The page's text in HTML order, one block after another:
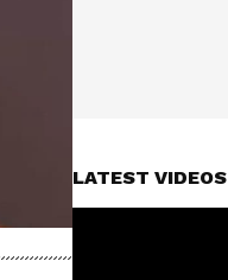
LATEST VIDEOS